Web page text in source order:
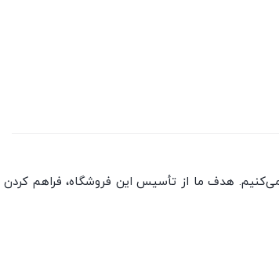
هدف ما از تأسیس این فروشگاه، فراهم کردن